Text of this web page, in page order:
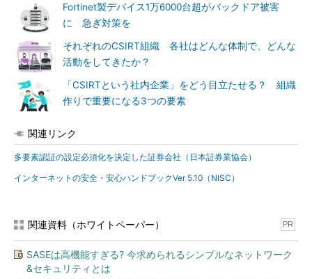
Fortinet製デバイス1万6000台超がバックドア被害
に 急ぎ対策を
それぞれのCSIRT組織 各社はどんな体制で、どんな
活動をしてきたか？
「CSIRTという社内企業」をどう目立たせる？ 組織
作りで重要になる3つの要素
関連リンク
多要素認証の設定必須化を決定した証券会社（日本証券業協会）
インターネットの安全・安心ハンドブックVer 5.10（NISC）
関連資料（ホワイトペーパー） PR
SASEは高機能すぎる? 今求められるシンプルなネットワーク
&セキュリティとは